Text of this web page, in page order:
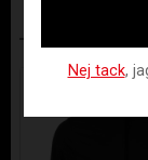
Nej tack,